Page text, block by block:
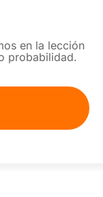
en la lección
probabilidad.